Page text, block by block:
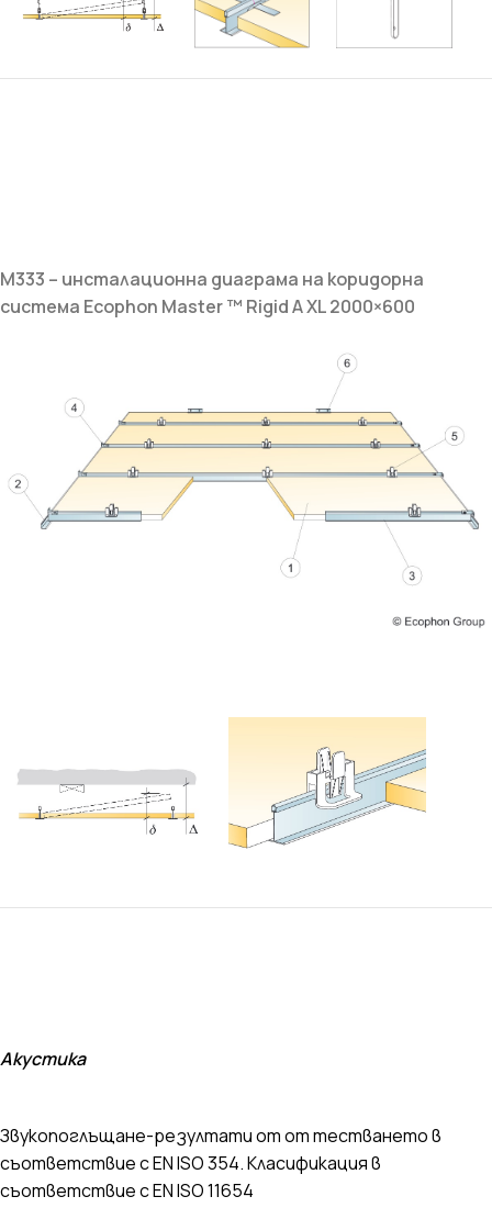
M333 – инсталационна диаграма на коридорна
система Ecophon Master ™ Rigid A XL 2000×600
Акустика
Звукопоглъщане-резултати от от тестването в
съответствие с EN ISO 354. Класификация в
съответствие с EN ISO 11654